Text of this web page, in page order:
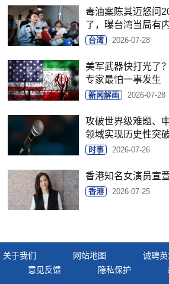
毒油案陈其迈怒问
了，曝台湾当局有
台湾 2026-07-28
美军武器快打光了
专家最怕一事发生
新闻解画 2026-07-28
攻破世界级难题、
领域实现历史性突
时事 2026-07-26
香港知名女演员宣
香港 2026-07-25
关于我们 网站地图 诚聘
意见反馈
隐私保护